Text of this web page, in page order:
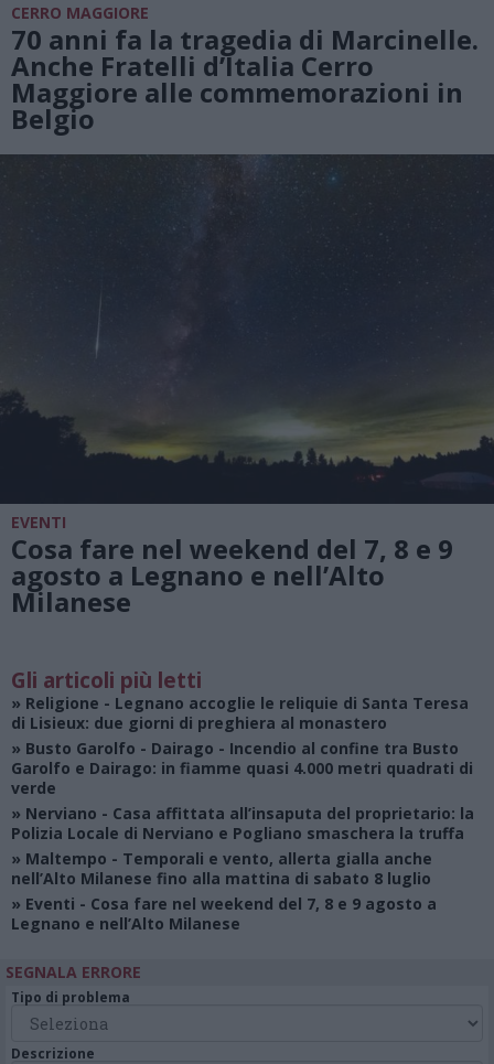
CERRO MAGGIORE
70 anni fa la tragedia di Marcinelle.
Anche Fratelli d’Italia Cerro
Maggiore alle commemorazioni in
Belgio
EVENTI
Cosa fare nel weekend del 7, 8 e 9
agosto a Legnano e nell’Alto
Milanese
Gli articoli più letti
» Religione - Legnano accoglie le reliquie di Santa Teresa
di Lisieux: due giorni di preghiera al monastero
» Busto Garolfo - Dairago - Incendio al confine tra Busto
Garolfo e Dairago: in fiamme quasi 4.000 metri quadrati di
verde
» Nerviano - Casa affittata all’insaputa del proprietario: la
Polizia Locale di Nerviano e Pogliano smaschera la truffa
» Maltempo - Temporali e vento, allerta gialla anche
nell’Alto Milanese fino alla mattina di sabato 8 luglio
» Eventi - Cosa fare nel weekend del 7, 8 e 9 agosto a
Legnano e nell’Alto Milanese
SEGNALA ERRORE
Tipo di problema
Descrizione